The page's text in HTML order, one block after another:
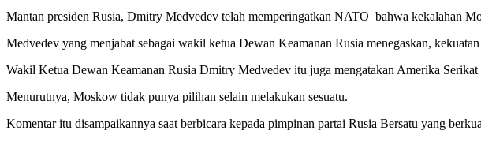
Mantan presiden Rusia, Dmitry Medvedev telah memperingatkan NATO bahwa kekalahan
Medvedev yang menjabat sebagai wakil ketua Dewan Keamanan Rusia menegaskan,
Wakil Ketua Dewan Keamanan Rusia Dmitry Medvedev itu juga mengatakan Amerika
Menurutnya, Moskow tidak punya pilihan selain melakukan sesuatu.
Komentar itu disampaikannya saat berbicara kepada pimpinan partai Rusia Bersatu yang